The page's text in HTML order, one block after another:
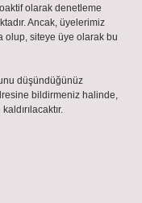
olarak denetleme
Ancak, üyelerimiz
olup, siteye üye olarak bu
düşündüğünüz
bildirmeniz halinde,